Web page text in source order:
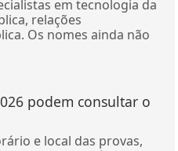
em tecnologia da
relações
Os nomes ainda não
podem consultar o
e local das provas,